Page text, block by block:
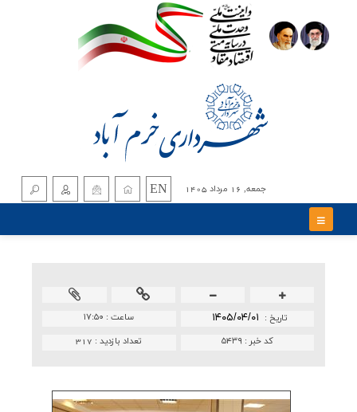
جمعه, 16 مرداد 1405 EN
ساعت : ۱۷:۵۰ تاريخ : ۱۴۰۵/۰۴/۰۱
تعداد بازدید : 317 کد خبر : ۵۴۳۹